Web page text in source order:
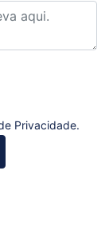
Privacidade.